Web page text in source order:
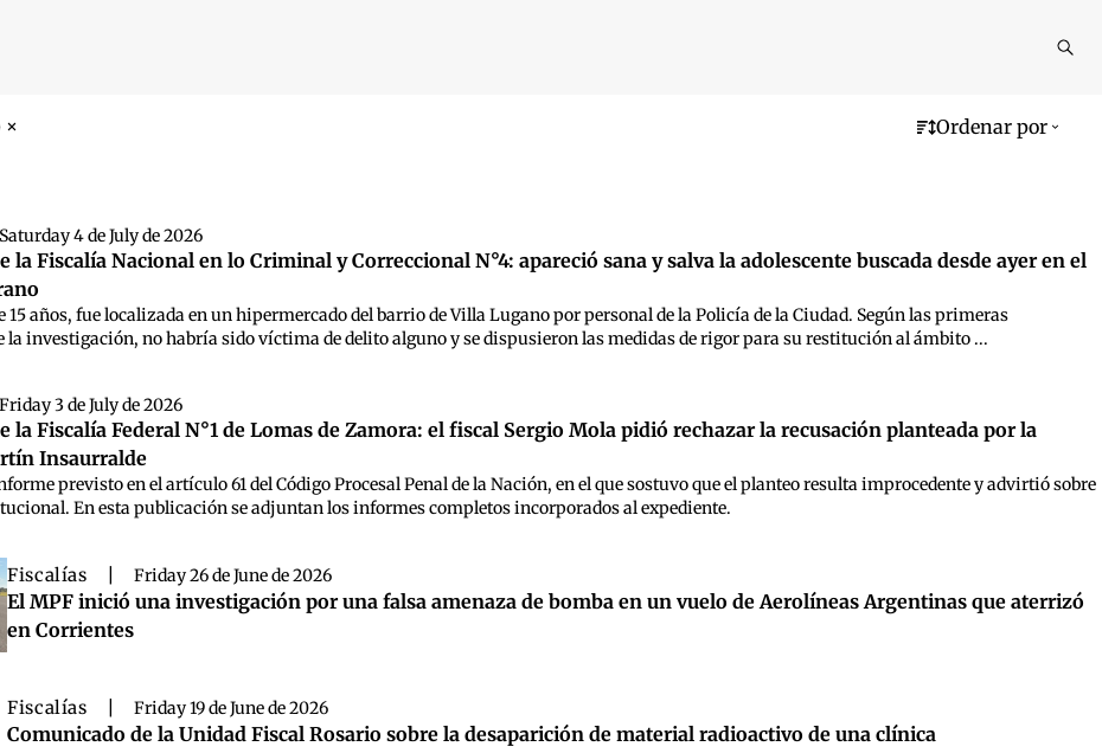
Ordenar por
Saturday 4 de July de 2026
la Fiscalía Nacional en lo Criminal y Correccional N°4: apareció sana y salva la adolescente buscada desde ayer en el
15 años, fue localizada en un hipermercado del barrio de Villa Lugano por personal de la Policía de la Ciudad. Según las primeras
la investigación, no habría sido víctima de delito alguno y se dispusieron las medidas de rigor para su restitución al ámbito ...
Friday 3 de July de 2026
la Fiscalía Federal N°1 de Lomas de Zamora: el fiscal Sergio Mola pidió rechazar la recusación planteada por la
Insaurralde
previsto en el artículo 61 del Código Procesal Penal de la Nación, en el que sostuvo que el planteo resulta improcedente y advirtió sobre
En esta publicación se adjuntan los informes completos incorporados al expediente.
Fiscalías Friday 26 de June de 2026
El MPF inició una investigación por una falsa amenaza de bomba en un vuelo de Aerolíneas Argentinas que aterrizó
en Corrientes
Fiscalías Friday 19 de June de 2026
Comunicado de la Unidad Fiscal Rosario sobre la desaparición de material radioactivo de una clínica